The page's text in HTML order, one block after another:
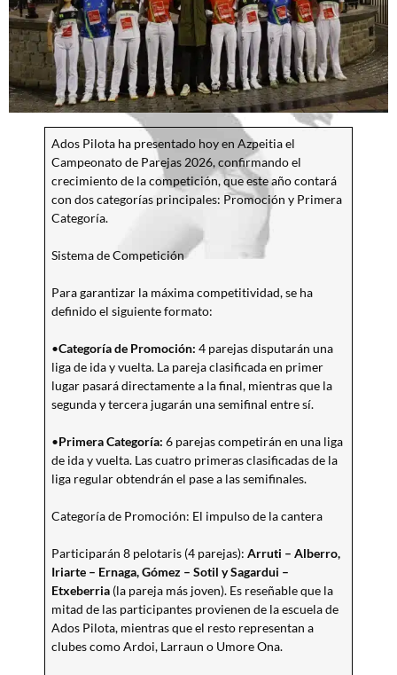
Ados Pilota ha presentado hoy en Azpeitia el
Campeonato de Parejas 2026, confirmando el
crecimiento de la competición, que este año contará
con dos categorías principales: Promoción y Primera
Categoría.
Sistema de Competición
Para garantizar la máxima competitividad, se ha
definido el siguiente formato:
•Categoría de Promoción: 4 parejas disputarán una
liga de ida y vuelta. La pareja clasificada en primer
lugar pasará directamente a la final, mientras que la
segunda y tercera jugarán una semifinal entre sí.
•Primera Categoría: 6 parejas competirán en una liga
de ida y vuelta. Las cuatro primeras clasificadas de la
liga regular obtendrán el pase a las semifinales.
Categoría de Promoción: El impulso de la cantera
Participarán 8 pelotaris (4 parejas):Arruti – Alberro,
Iriarte – Ernaga, Gómez – Sotil y Sagardui –
Etxeberria (la pareja más joven). Es reseñable que la
mitad de las participantes provienen de la escuela de
Ados Pilota, mientras que el resto representan a
clubes como Ardoi, Larraun o Umore Ona.